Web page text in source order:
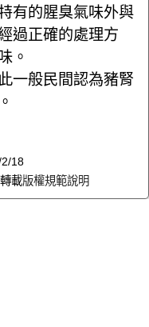
有的腥臭氣味外與
過正確的處理方
。
一般民間認為豬腎
2/18
載版權規範說明